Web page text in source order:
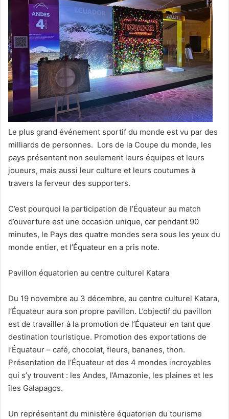
Le plus grand événement sportif du monde est vu par des
milliards de personnes. Lors de la Coupe du monde, les
pays présentent non seulement leurs équipes et leurs
joueurs, mais aussi leur culture et leurs coutumes à
travers la ferveur des supporters.
C’est pourquoi la participation de l’Équateur au match
d’ouverture est une occasion unique, car pendant 90
minutes, le Pays des quatre mondes sera sous les yeux du
monde entier, et l’Équateur en a pris note.
Pavillon équatorien au centre culturel Katara
Du 19 novembre au 3 décembre, au centre culturel Katara,
l’Équateur aura son propre pavillon. L’objectif du pavillon
est de travailler à la promotion de l’Équateur en tant que
destination touristique. Promotion des exportations de
l’Équateur – café, chocolat, fleurs, bananes, thon.
Présentation de l’Équateur et des 4 mondes incroyables
qui s’y trouvent : les Andes, l’Amazonie, les plaines et les
îles Galapagos.
Un représentant du ministère équatorien du tourisme